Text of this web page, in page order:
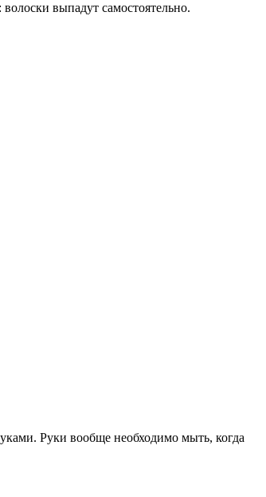
выпадут самостоятельно.
Руки вообще необходимо мыть, когда